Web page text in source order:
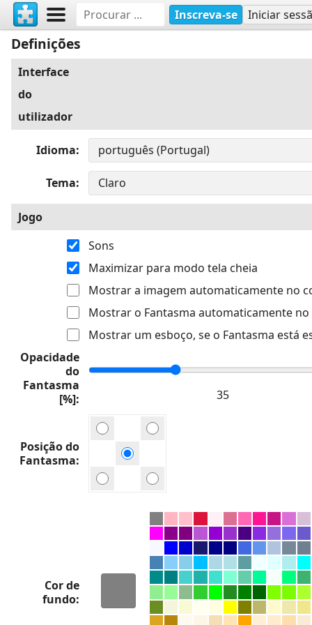
Inscreva-se Iniciar
Definições
Interface
do
utilizador
Idioma
Tema
Jogo
Sons
Maximizar para modo tela cheia
Mostrar a imagem automaticamente no
Mostrar o Fantasma automaticamente no
Mostrar um esboço, se o Fantasma está
Opacidade
do
Fantasma
[%]
Posição do
Fantasma
Cor de
fundo